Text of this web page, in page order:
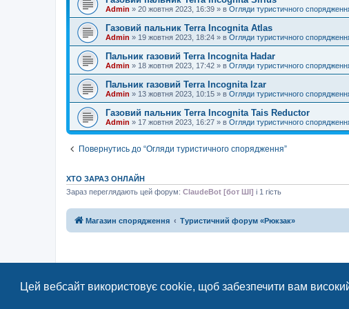
Цей вебсайт використовує cookie, щоб забезпечити вам
Admin » 20 жовтня 2023, 16:39 » в Огляди туристичного
Газовий пальник Terra Incognita Atlas
Admin » 19 жовтня 2023, 18:24 » в Огляди туристичного
Пальник газовий Terra Incognita Hadar
Admin » 18 жовтня 2023, 17:42 » в Огляди туристичного
Пальник газовий Terra Incognita Izar
Admin » 13 жовтня 2023, 10:15 » в Огляди туристичного
Газовий пальник Terra Incognita Tais Reductor
Admin » 17 жовтня 2023, 16:27 » в Огляди туристичного
Повернутись до “Огляди туристичного спорядження”
ХТО ЗАРАЗ ОНЛАЙН
Зараз переглядають цей форум: ClaudeBot [бот ШІ] і 1 гість
Магазин спорядження Туристичний форум «Рюкзак»